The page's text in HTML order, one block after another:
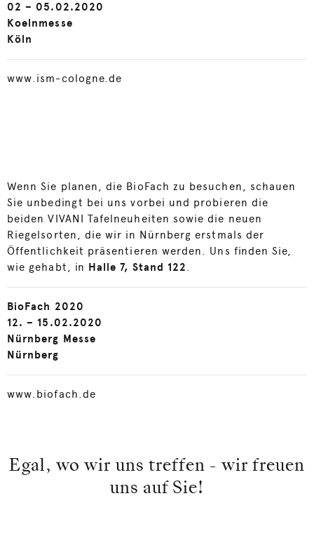
02 – 05.02.2020
Koelnmesse
Köln
www.ism-cologne.de
Wenn Sie planen, die BioFach zu besuchen, schauen
Sie unbedingt bei uns vorbei und probieren die
beiden VIVANI Tafelneuheiten sowie die neuen
Riegelsorten, die wir in Nürnberg erstmals der
Öffentlichkeit präsentieren werden. Uns finden Sie,
wie gehabt, in Halle 7, Stand 122.
BioFach 2020
12. – 15.02.2020
Nürnberg Messe
Nürnberg
www.biofach.de
Egal, wo wir uns treffen - wir freuen
uns auf Sie!